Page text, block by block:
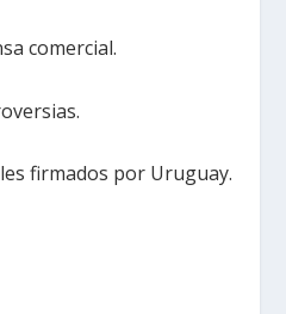
comercial.
firmados por Uruguay.